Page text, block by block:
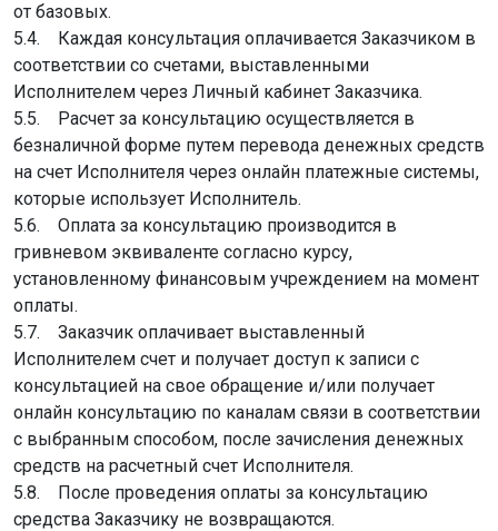
от базовых.
5.4. Каждая консультация оплачивается Заказчиком в
соответствии со счетами, выставленными
Исполнителем через Личный кабинет Заказчика.
5.5. Расчет за консультацию осуществляется в
безналичной форме путем перевода денежных средств
на счет Исполнителя через онлайн платежные системы,
которые использует Исполнитель.
5.6. Оплата за консультацию производится в
гривневом эквиваленте согласно курсу,
установленному финансовым учреждением на момент
оплаты.
5.7. Заказчик оплачивает выставленный
Исполнителем счет и получает доступ к записи с
консультацией на свое обращение и/или получает
онлайн консультацию по каналам связи в соответствии
с выбранным способом, после зачисления денежных
средств на расчетный счет Исполнителя.
5.8. После проведения оплаты за консультацию
средства Заказчику не возвращаются.